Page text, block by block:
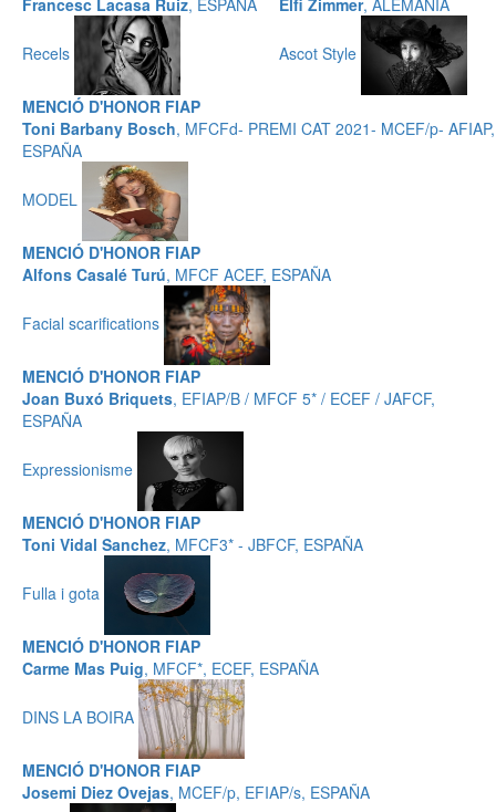
Francesc Lacasa Ruiz, ESPAÑA
Recels
Elfi Zimmer, ALEMANIA
Ascot Style
MENCIÓ D'HONOR FIAP
Toni Barbany Bosch, MFCFd- PREMI CAT 2021- MCEF/p- AFIAP,
ESPAÑA
MODEL
MENCIÓ D'HONOR FIAP
Alfons Casalé Turú, MFCF ACEF, ESPAÑA
Facial scarifications
MENCIÓ D'HONOR FIAP
Joan Buxó Briquets, EFIAP/B / MFCF 5* / ECEF / JAFCF,
ESPAÑA
Expressionisme
MENCIÓ D'HONOR FIAP
Toni Vidal Sanchez, MFCF3* - JBFCF, ESPAÑA
Fulla i gota
MENCIÓ D'HONOR FIAP
Carme Mas Puig, MFCF*, ECEF, ESPAÑA
DINS LA BOIRA
MENCIÓ D'HONOR FIAP
Josemi Diez Ovejas, MCEF/p, EFIAP/s, ESPAÑA